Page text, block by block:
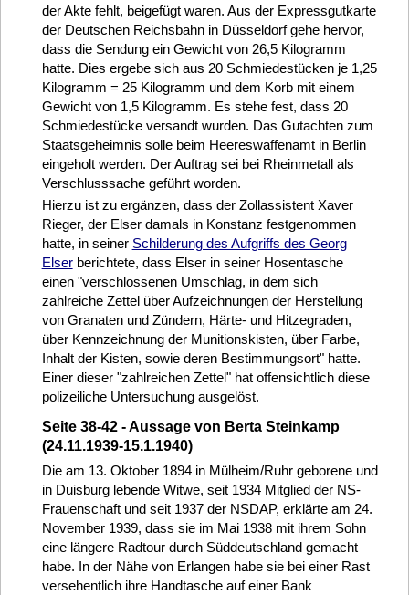
der Akte fehlt, beigefügt waren. Aus der Expressgutkarte
der Deutschen Reichsbahn in Düsseldorf gehe hervor,
dass die Sendung ein Gewicht von 26,5 Kilogramm
hatte. Dies ergebe sich aus 20 Schmiedestücken je 1,25
Kilogramm = 25 Kilogramm und dem Korb mit einem
Gewicht von 1,5 Kilogramm. Es stehe fest, dass 20
Schmiedestücke versandt wurden. Das Gutachten zum
Staatsgeheimnis solle beim Heereswaffenamt in Berlin
eingeholt werden. Der Auftrag sei bei Rheinmetall als
Verschlusssache geführt worden.
Hierzu ist zu ergänzen, dass der Zollassistent Xaver
Rieger, der Elser damals in Konstanz festgenommen
hatte, in seiner Schilderung des Aufgriffs des Georg
Elserberichtete, dass Elser in seiner Hosentasche
einen "verschlossenen Umschlag, in dem sich
zahlreiche Zettel über Aufzeichnungen der Herstellung
von Granaten und Zündern, Härte- und Hitzegraden,
über Kennzeichnung der Munitionskisten, über Farbe,
Inhalt der Kisten, sowie deren Bestimmungsort" hatte.
Einer dieser "zahlreichen Zettel" hat offensichtlich diese
polizeiliche Untersuchung ausgelöst.
Seite 38-42 - Aussage von Berta Steinkamp
(24.11.1939-15.1.1940)
Die am 13. Oktober 1894 in Mülheim/Ruhr geborene und
in Duisburg lebende Witwe, seit 1934 Mitglied der NS-
Frauenschaft und seit 1937 der NSDAP, erklärte am 24.
November 1939, dass sie im Mai 1938 mit ihrem Sohn
eine längere Radtour durch Süddeutschland gemacht
habe. In der Nähe von Erlangen habe sie bei einer Rast
versehentlich ihre Handtasche auf einer Bank